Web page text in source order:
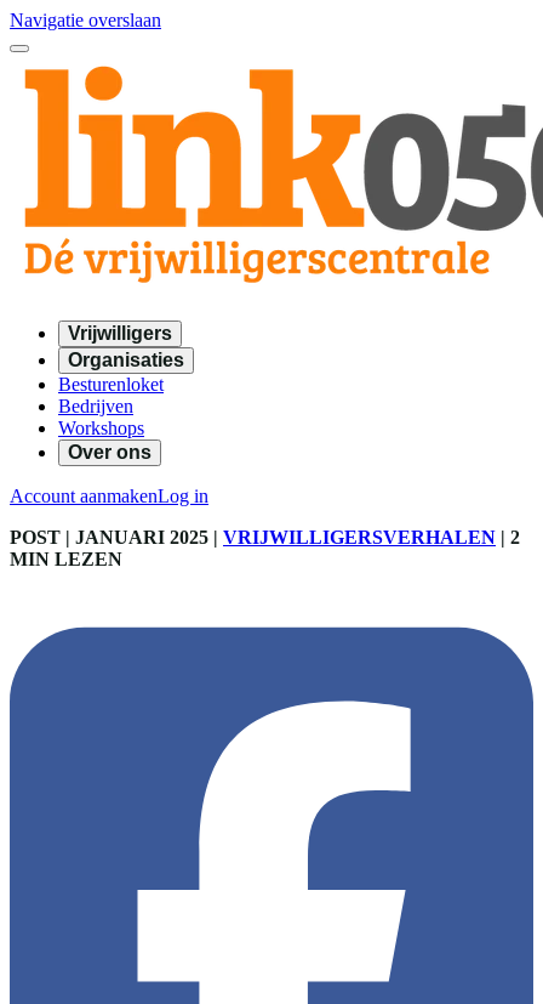
Navigatie overslaan
Vrijwilligers
Organisaties
Besturenloket
Bedrijven
Workshops
Over ons
Account aanmakenLog in
POST | JANUARI 2025 | VRIJWILLIGERSVERHALEN | 2
MIN LEZEN